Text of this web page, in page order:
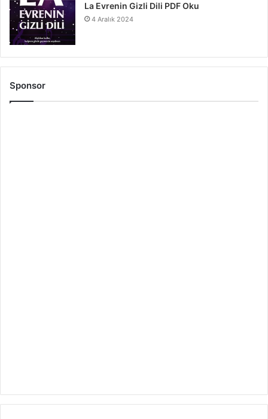
La Evrenin Gizli Dili PDF Oku
4 Aralık 2024
Sponsor